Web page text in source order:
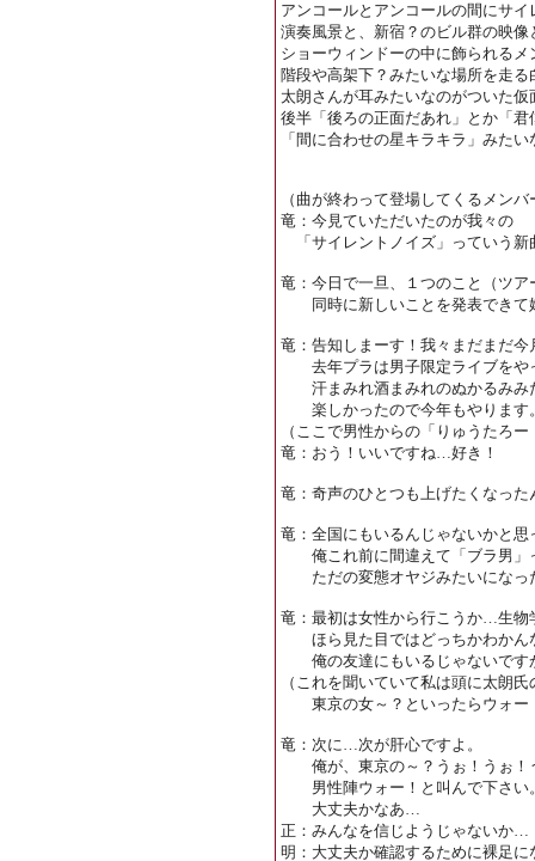
アンコールとアンコールの間にサ
演奏風景と、新宿？のビル群の映像
ショーウィンドーの中に飾られるメ
階段や高架下？みたいな場所を走
太朗さんが耳みたいなのがついた
後半「後ろの正面だあれ」とか「
「間に合わせの星キラキラ」みた
（曲が終わって登場してくるメンバ
竜：今見ていただいたのが我々の
「サイレントノイズ」っていう新
竜：今日で一旦、１つのこと（ツ
同時に新しいことを発表できて
竜：告知しまーす！我々まだまだ
去年プラは男子限定ライブをや
汗まみれ酒まみれのぬかるみみ
楽しかったので今年もやります
（ここで男性からの「りゅうたろ
竜：おう！いいですね…好き！
竜：奇声のひとつも上げたくなった
竜：全国にもいるんじゃないかと
俺これ前に間違えて「ブラ男」
ただの変態オヤジみたいになっ
竜：最初は女性から行こうか…生
ほら見た目ではどっちかわかん
俺の友達にもいるじゃないです
（これを聞いていて私は頭に太朗
東京の女～？といったらウォー
竜：次に…次が肝心ですよ。
俺が、東京の～？うぉ！うぉ！
男性陣ウォー！と叫んで下さい
大丈夫かなあ…
正：みんなを信じようじゃないか…
明：大丈夫か確認するために裸足に